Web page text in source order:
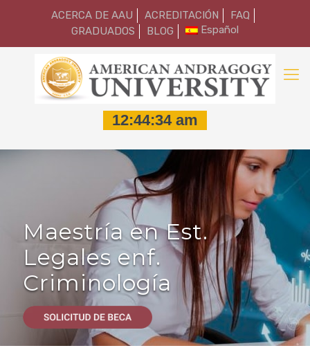
ACERCA DE AAU ACREDITACIÓN
FAQ
GRADUADOS
BLOG Español
Maestría en Est.
Legales enf.
Criminología